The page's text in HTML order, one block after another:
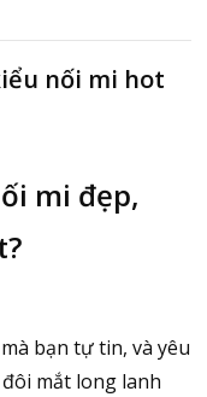
nối mi hot
mi đẹp,
bạn tự tin, và yêu
mắt long lanh